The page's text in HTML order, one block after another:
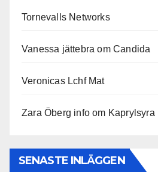
Tornevalls Networks
Vanessa jättebra om Candida
Veronicas Lchf Mat
Zara Öberg info om Kaprylsyra
SENASTE INLÄGGEN